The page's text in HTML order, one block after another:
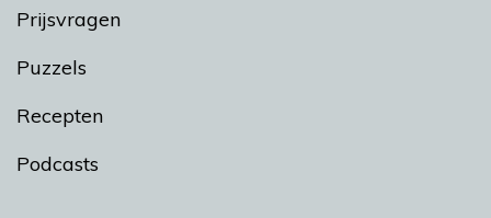
Prijsvragen
Puzzels
Recepten
Podcasts